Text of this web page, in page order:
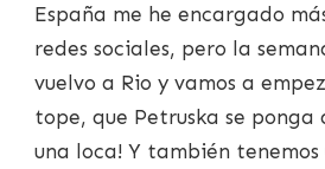
España me he encargado
redes sociales, pero la
vuelvo a Rio y vamos a
tope, que Petruska se ponga
una loca! Y también